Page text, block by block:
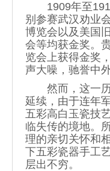
1909年至
别参赛武汉劝业
博览会以及美国
会等均获金奖。
览会上获得金奖
声大噪，驰誉中外
然而，这一历
延续，由于连年
五彩高白玉瓷技
临失传的境地。
理的亲切关怀和
下五彩瓷器手工
层出不穷。